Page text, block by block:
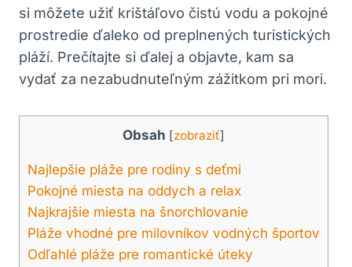
si môžete užiť krištáľovo čistú vodu a pokojné
prostredie ďaleko od preplnených turistických
pláží. Prečítajte si ďalej a objavte, kam sa
vydať za nezabudnuteľným zážitkom pri mori.
Obsah [zobraziť]
Najlepšie pláže pre rodiny s deťmi
Pokojné miesta na oddych a relax
Najkrajšie miesta na šnorchlovanie
Pláže vhodné pre milovníkov vodných športov
Odľahlé pláže pre romantické úteky